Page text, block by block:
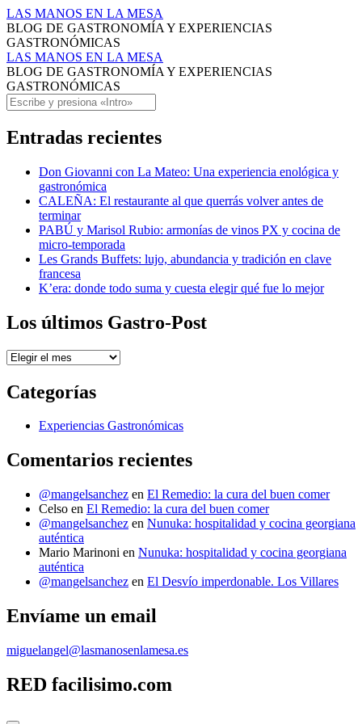
mayonesa
de
wasabi
Archivos
-
MANOS
EN
MESA
LAS MANOS EN LA MESA
BLOG DE GASTRONOMÍA Y EXPERIENCIAS
GASTRONÓMICAS
mayonesa
de
wasabi
Archivos
-
LAS
MANOS
LA
MESA
LAS MANOS EN LA MESA
BLOG DE GASTRONOMÍA Y EXPERIENCIAS
GASTRONÓMICAS
Saltar
al
contenido
Buscar
Entradas recientes
Don Giovanni con La Mateo: Una experiencia enológica y
gastronómica
CALEÑA: El restaurante al que querrás volver antes de
terminar
PABÚ y Marisol Rubio: armonías de vinos PX y cocina de
micro-temporada
Les Grands Buffets: lujo, abundancia y tradición en clave
francesa
K’era: donde todo suma y cuesta elegir qué fue lo mejor
Los últimos Gastro-Post
Los
Gastro-
Post
Categorías
Experiencias Gastronómicas
Comentarios recientes
@mangelsanchez en El Remedio: la cura del buen comer
Celso en El Remedio: la cura del buen comer
@mangelsanchez en Nunuka: hospitalidad y cocina georgiana
auténtica
Mario Marinoni en Nunuka: hospitalidad y cocina georgiana
auténtica
@mangelsanchez en El Desvío imperdonable. Los Villares
Envíame un email
miguelangel@lasmanosenlamesa.es
RED facilisimo.com